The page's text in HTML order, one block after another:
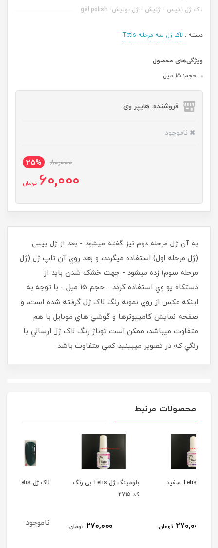
لاک ژل تتیس - ژلیش - ژل پولیش- gel polish
دسته : لاک ژل سه مرحله Tetis
ویژگی‌های محصول
حجم: 15 میل
فروشنده: هایپر وی
ناموجود
80,000
25%
60,000 تومان
به آن ژل مرحله دوم نيز گفته ميشود - بعد از ژل بيس
(ژل مرحله اول) استفاده ميگردد، و بعد روي آن تاپ ژل (ژل
مرحله سوم) زده ميشود - جهت خشک شدن بايد از
دستگاه يو وي استفاده گردد - حجم 15 ميل - با توجه به
اينکه عکس از روي نمونه رنگ لاک ژل گرفته شده است، و
صفحه نمايش کامپيوترها و گوشي هاي موبايل با هم
متفاوت ميباشد، ممکن است توناژ رنگ لاک ژل ارسالي با
رنگي که در تصوير ميبينيد کمي متفاوت باشد
محصولات مرتبط
بلومینگ ژل Tetis بی رنگ
لاک ژل Tetis کد 65
ناموجود